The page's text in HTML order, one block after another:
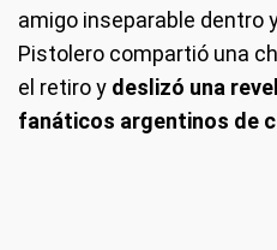
amigo inseparable dentro
Pistolero compartió una
el retiro y deslizó una
fanáticos argentinos de